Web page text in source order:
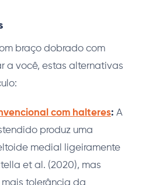
braço dobrado com
a você, estas alternativas
com halteres: A
produz uma
medial ligeiramente
et al. (2020), mas
tolerância da